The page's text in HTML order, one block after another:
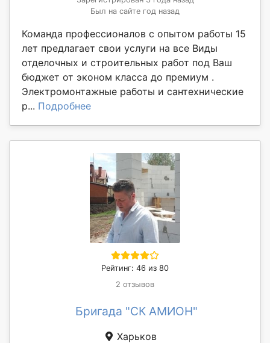
Был на сайте год назад
Команда профессионалов с опытом работы 15
лет предлагает свои услуги на все Виды
отделочных и строительных работ под Ваш
бюджет от эконом класса до премиум .
Электромонтажные работы и сантехнические
р... Подробнее
Рейтинг: 46 из 80
2 отзывов
Бригада "СК АМИОН"
Харьков